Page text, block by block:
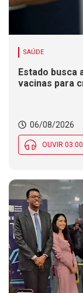
SAÚDE
Estado busca
vacinas para
06/08/2026
OUVIR 03:00